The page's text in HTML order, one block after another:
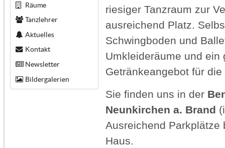
Räume
Tanzlehrer
Aktuelles
Kontakt
Newsletter
Bildergalerien
riesiger Tanzraum zur
ausreichend Platz.
Schwingboden und
Umkleideräume und ein
Getränkeangebot für
Sie finden uns in der
Neunkirchen a. Brand
Ausreichend Parkplätze
Haus.